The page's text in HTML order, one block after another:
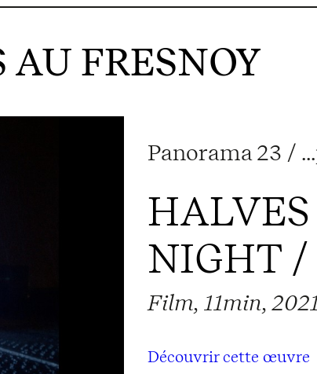
FRESNOY
Panorama 23 /
Film, 11min, 2021
Découvrir cette œuvre